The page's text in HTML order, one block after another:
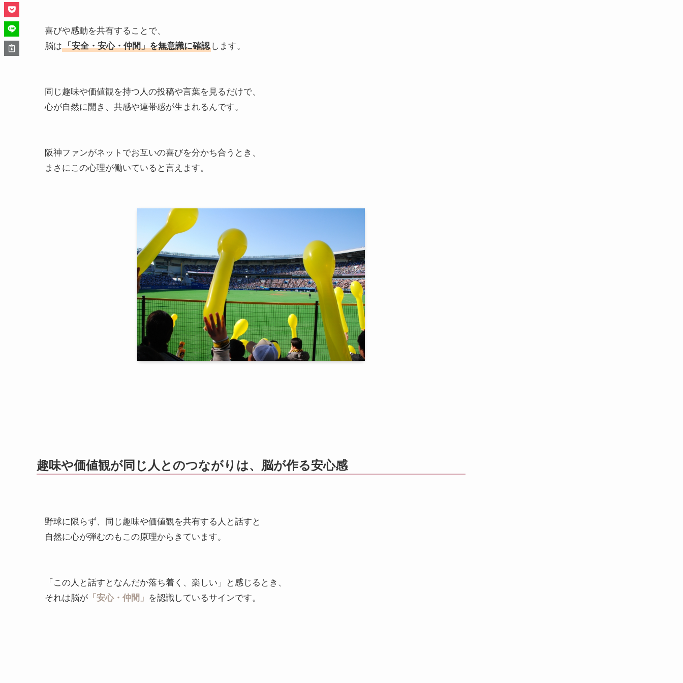
喜びや感動を共有することで、
脳は「安全・安心・仲間」を無意識に確認 します。
同じ趣味や価値観を持つ人の投稿や言葉を見るだけで、
心が自然に開き、共感や連帯感が生まれるんです。
阪神ファンがネットでお互いの喜びを分かち合うとき、
まさにこの心理が働いていると言えます。
趣味や価値観が同じ人とのつながりは、脳が作る安心感
野球に限らず、同じ趣味や価値観を共有する人と話すと
自然に心が弾むのもこの原理からきています。
「この人と話すとなんだか落ち着く、楽しい」と感じるとき、
それは脳が 「安心・仲間」 を認識しているサインです。